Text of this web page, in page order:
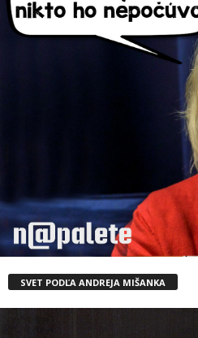
SVET PODĽA ANDREJA MIŠANKA